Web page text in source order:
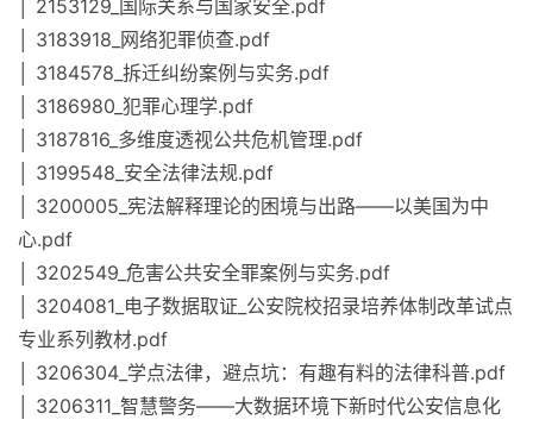
│ 2153129_国际关系与国家安全.pdf
│ 3183918_网络犯罪侦查.pdf
│ 3184578_拆迁纠纷案例与实务.pdf
│ 3186980_犯罪心理学.pdf
│ 3187816_多维度透视公共危机管理.pdf
│ 3199548_安全法律法规.pdf
│ 3200005_宪法解释理论的困境与出路——以美国为中
心.pdf
│ 3202549_危害公共安全罪案例与实务.pdf
│ 3204081_电子数据取证_公安院校招录培养体制改革试点
专业系列教材.pdf
│ 3206304_学点法律，避点坑：有趣有料的法律科普.pdf
│ 3206311_智慧警务——大数据环境下新时代公安信息化